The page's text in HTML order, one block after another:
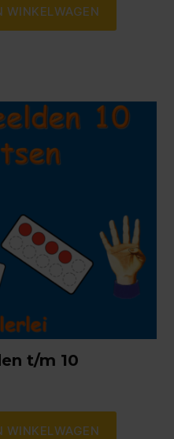
WINKELWAGEN
t/m 10
WINKELWAGEN